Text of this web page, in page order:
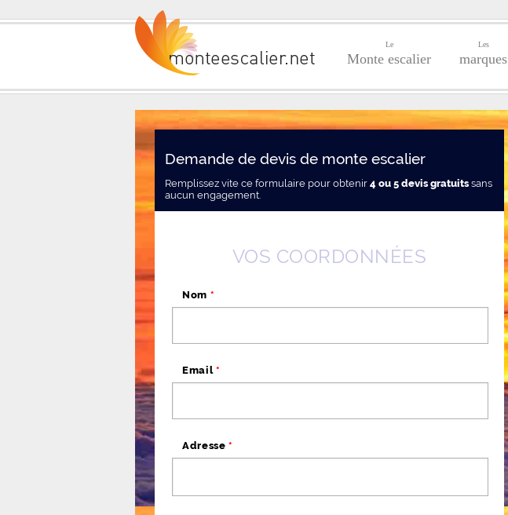
Le
Monte escalier
Les
marques
Demande de devis de monte escalier
Remplissez vite ce formulaire pour obtenir4 ou 5 devis gratuitssans
aucun engagement.
VOS COORDONNÉES
Nom *
Email *
Adresse*